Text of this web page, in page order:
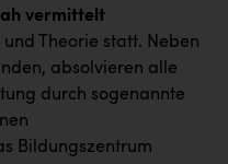
vermittelt
Theorie statt. Neben
absolvieren alle
durch sogenannte
Bildungszentrum